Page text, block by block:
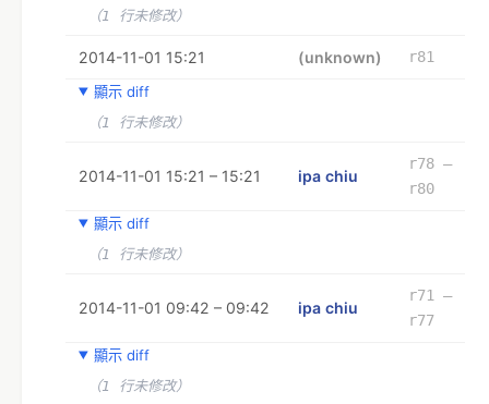
（1 行未修改）
2014-11-01 15:21 (unknown)
r81
顯示 diff
（1 行未修改）
2014-11-01 15:21 – 15:21 ipa chiu
r78 –
r80
顯示 diff
（1 行未修改）
2014-11-01 09:42 – 09:42 ipa chiu
r71 –
r77
顯示 diff
（1 行未修改）